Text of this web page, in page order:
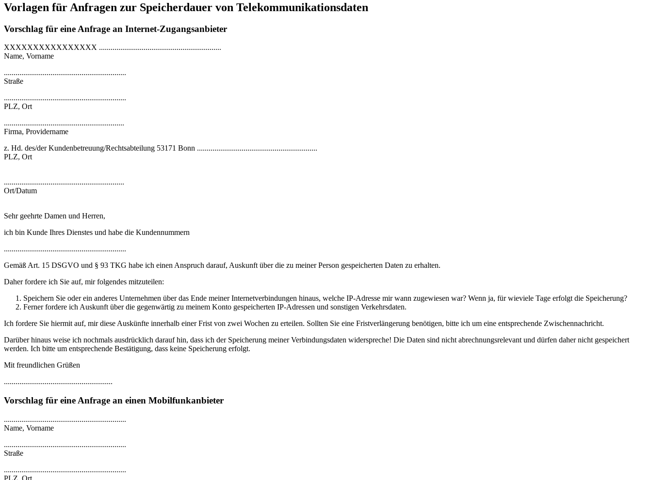
Vorlagen für Anfragen zur Speicherdauer von Telekommunikationsdaten
Vorschlag für eine Anfrage an Internet-Zugangsanbieter
XXXXXXXXXXXXXXXX ...............................................................
Name, Vorname
...............................................................
Straße
...............................................................
PLZ, Ort
..............................................................
Firma, Providername
z. Hd. des/der Kundenbetreuung/Rechtsabteilung 53171 Bonn ..............................................................
PLZ, Ort
..............................................................
Ort/Datum
Sehr geehrte Damen und Herren,
ich bin Kunde Ihres Dienstes und habe die Kundennummern
...............................................................
Gemäß Art. 15 DSGVO und § 93 TKG habe ich einen Anspruch darauf, Auskunft über die zu meiner Person gespeicherten Daten zu erhalten.
Daher fordere ich Sie auf, mir folgendes mitzuteilen:
Speichern Sie oder ein anderes Unternehmen über das Ende meiner Internetverbindungen hinaus, welche IP-Adresse mir wann zugewiesen war? Wenn ja, für wieviele Tage erfolgt die Speicherung?
Ferner fordere ich Auskunft über die gegenwärtig zu meinem Konto gespeicherten IP-Adressen und sonstigen Verkehrsdaten.
Ich fordere Sie hiermit auf, mir diese Auskünfte innerhalb einer Frist von zwei Wochen zu erteilen. Sollten Sie eine Fristverlängerung benötigen, bitte ich um eine entsprechende Zwischennachricht.
Darüber hinaus weise ich nochmals ausdrücklich darauf hin, dass ich der Speicherung meiner Verbindungsdaten widerspreche! Die Daten sind nicht abrechnungsrelevant und dürfen daher nicht gespeichert
werden. Ich bitte um entsprechende Bestätigung, dass keine Speicherung erfolgt.
Mit freundlichen Grüßen
........................................................
Vorschlag für eine Anfrage an einen Mobilfunkanbieter
...............................................................
Name, Vorname
...............................................................
Straße
...............................................................
PLZ, Ort